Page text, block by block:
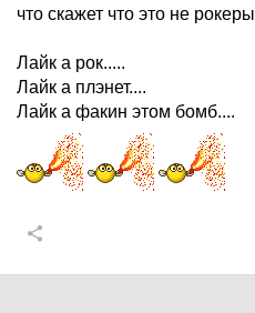
что скажет что это не рокеры
Лайк а рок.....
Лайк а плэнет....
Лайк а факин этом бомб....